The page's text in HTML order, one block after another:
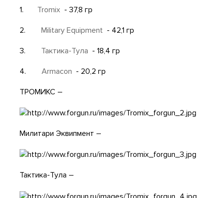
1. Tromix - 37,8 гр
2. Military Equipment - 42,1 гр
3. Тактика-Тула - 18,4 гр
4. Armacon - 20,2 гр
ТРОМИКС –
Милитари Эквипмент –
Тактика-Тула –